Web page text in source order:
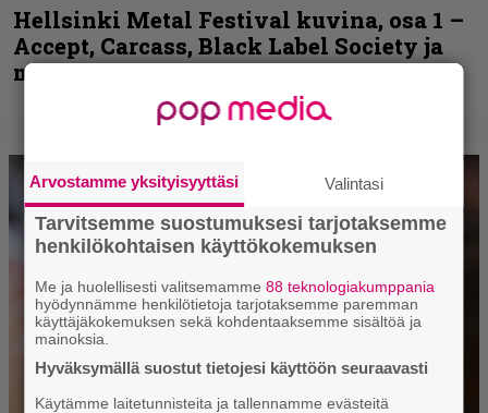
Hellsinki Metal Festival kuvina, osa 1 –
Accept, Carcass, Black Label Society ja
muita avauspäivän esiintyjiä
Arvostamme yksityisyyttäsi Valintasi
Tarvitsemme suostumuksesi tarjotaksemme
henkilökohtaisen käyttökokemuksen
Me ja huolellisesti valitsemamme88 teknologiakumppania
hyödynnämme henkilötietoja tarjotaksemme paremman
käyttäjäkokemuksen sekä kohdentaaksemme sisältöä ja
mainoksia.
Hyväksymällä suostut tietojesi käyttöön seuraavasti
Käytämme laitetunnisteita ja tallennamme evästeitä